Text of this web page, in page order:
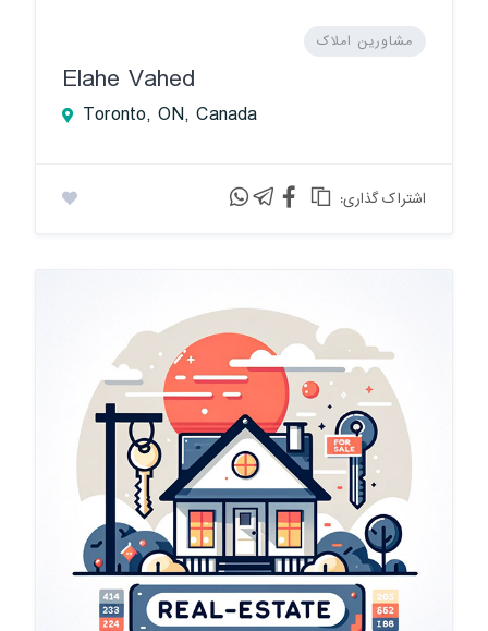
مشاورین املاک
Elahe Vahed
Toronto, ON, Canada
:اشتراک گذاری